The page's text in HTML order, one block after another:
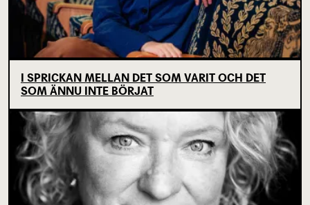
I SPRICKAN MELLAN DET SOM VARIT OCH DET
SOM ÄNNU INTE BÖRJAT